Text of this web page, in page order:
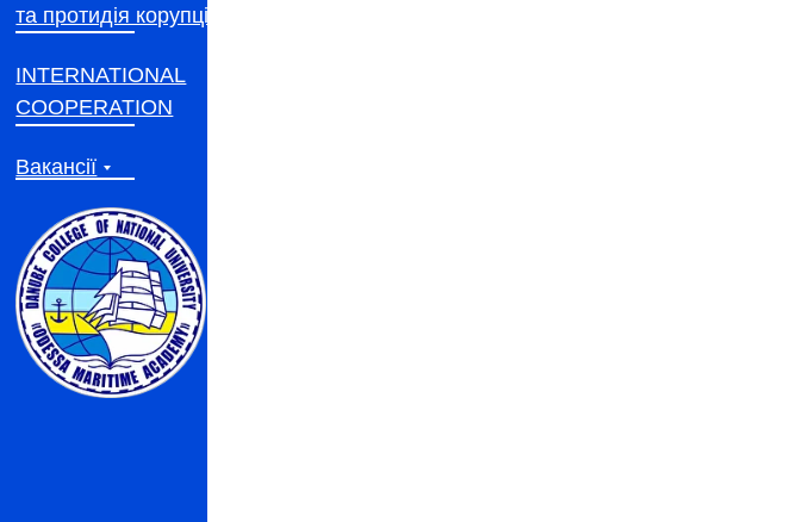
та протидія корупції
INTERNATIONAL
COOPERATION
Вакансії